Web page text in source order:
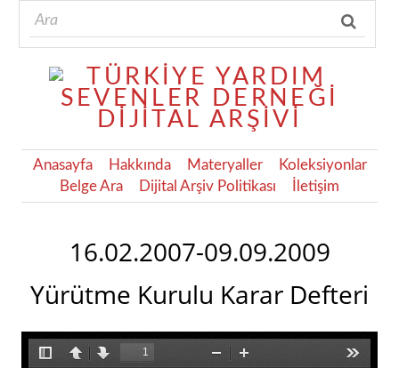
Anasayfa Hakkında Materyaller
Koleksiyonlar
Belge Ara
Dijital Arşiv Politikası İletişim
16.02.2007-09.09.2009
Yürütme Kurulu Karar Defteri